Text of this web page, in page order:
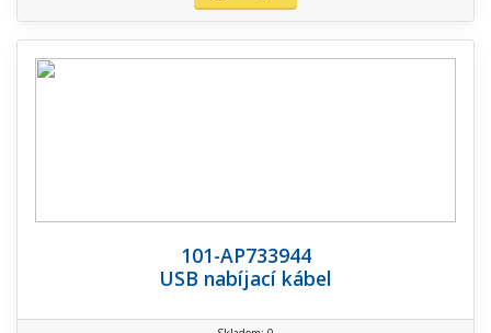
101-AP733944
USB nabíjací kábel